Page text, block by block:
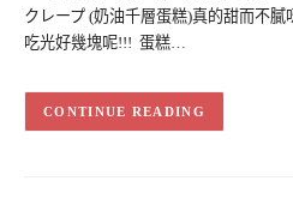
クレープ (奶油千層蛋糕)真的甜而不
吃光好幾塊呢!!! 蛋糕…
CONTINUE READING